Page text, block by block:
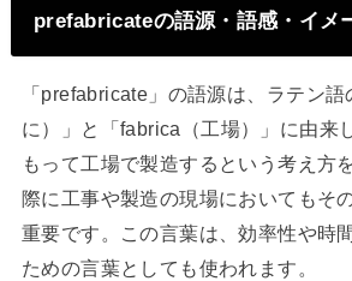
prefabricateの語源・語感・イメ
「prefabricate」の語源は、ラテン
に）」と「fabrica（工場）」に由来
もって工場で製造するという考え方
際に工事や製造の現場においてもそ
重要です。この言葉は、効率性や時
ための言葉としても使われます。